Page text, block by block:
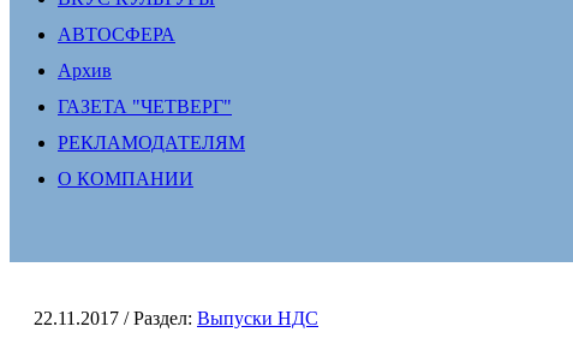
АВТОСФЕРА
Архив
ГАЗЕТА "ЧЕТВЕРГ"
РЕКЛАМОДАТЕЛЯМ
О КОМПАНИИ
22.11.2017 / Раздел: Выпуски НДС